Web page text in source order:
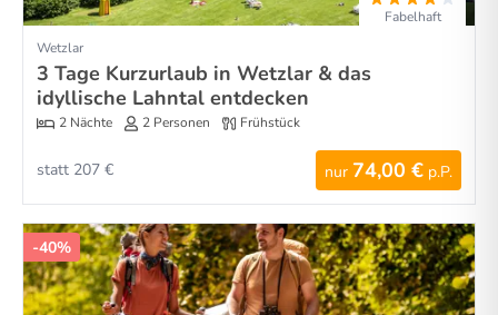
Fabelhaft
Wetzlar
3 Tage Kurzurlaub in Wetzlar & das
idyllische Lahntal entdecken
2 Nächte 2 Personen Frühstück
nur 74,00 € p.P.
statt 207 €
-40%